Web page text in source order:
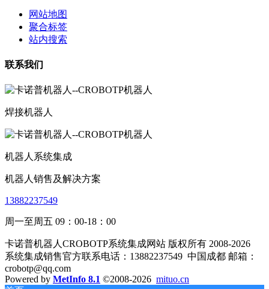
网站地图
聚合标签
站内搜索
联系我们
焊接机器人
机器人系统集成
机器人销售及解决方案
13882237549
周一至周五 09：00-18：00
卡诺普机器人CROBOTP系统集成网站 版权所有 2008-2026
系统集成销售官方联系电话：13882237549 中国成都 邮箱：
crobotp@qq.com
Powered by MetInfo 8.1 ©2008-2026 mituo.cn